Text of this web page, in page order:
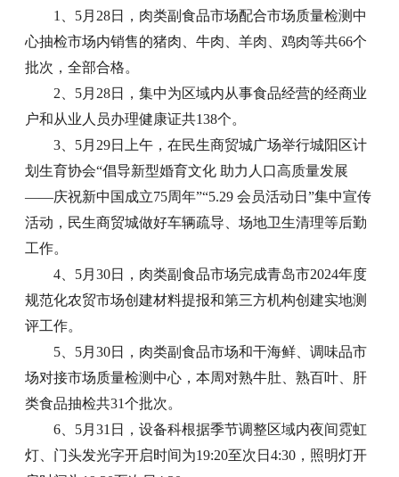
1、5月28日，肉类副食品市场配合市场质量检测中
心抽检市场内销售的猪肉、牛肉、羊肉、鸡肉等共66个
批次，全部合格。
2、5月28日，集中为区域内从事食品经营的经商业
户和从业人员办理健康证共138个。
3、5月29日上午，在民生商贸城广场举行城阳区计
划生育协会“倡导新型婚育文化 助力人口高质量发展
——庆祝新中国成立75周年”“5.29 会员活动日”集中宣传
活动，民生商贸城做好车辆疏导、场地卫生清理等后勤
工作。
4、5月30日，肉类副食品市场完成青岛市2024年度
规范化农贸市场创建材料提报和第三方机构创建实地测
评工作。
5、5月30日，肉类副食品市场和干海鲜、调味品市
场对接市场质量检测中心，本周对熟牛肚、熟百叶、肝
类食品抽检共31个批次。
6、5月31日，设备科根据季节调整区域内夜间霓虹
灯、门头发光字开启时间为19:20至次日4:30，照明灯开